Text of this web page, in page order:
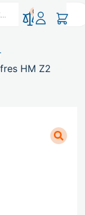
0
HM Z2